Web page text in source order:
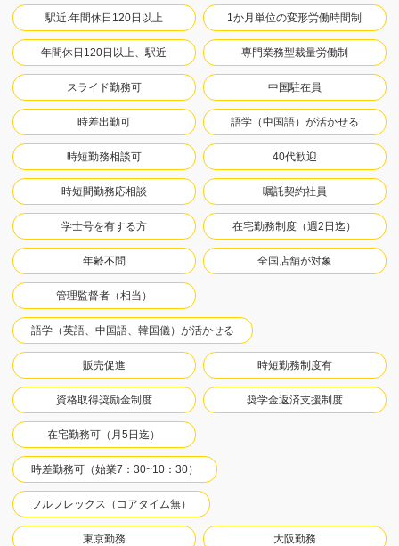
駅近.年間休日120日以上 1か月単位の変形労働時間制
年間休日120日以上、駅近 専門業務型裁量労働制
スライド勤務可 中国駐在員
時差出勤可 語学（中国語）が活かせる
時短勤務相談可 40代歓迎
時短間勤務応相談 嘱託契約社員
学士号を有する方 在宅勤務制度（週2日迄）
年齢不問 全国店舗が対象
管理監督者（相当）
語学（英語、中国語、韓国儀）が活かせる
販売促進 時短勤務制度有
資格取得奨励金制度 奨学金返済支援制度
在宅勤務可（月5日迄）
時差勤務可（始業7：30~10：30）
フルフレックス（コアタイム無）
東京勤務 大阪勤務